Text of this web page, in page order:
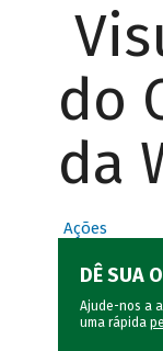
do
da
Ações
DÊ SUA
Ajude-nos a
uma rápida